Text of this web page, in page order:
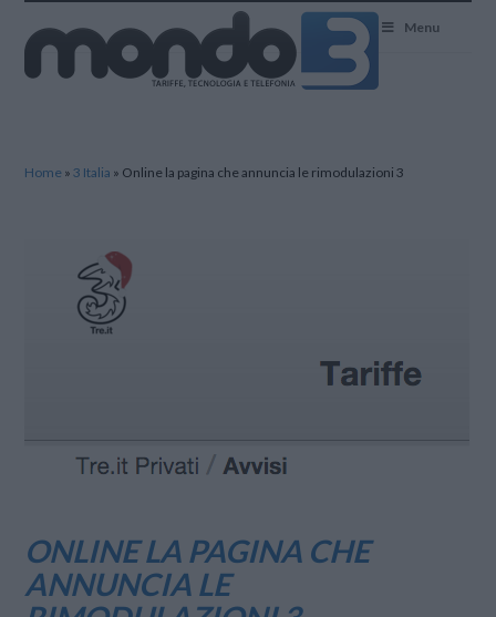
Menu
Home »3 Italia » Online la pagina che annuncia le rimodulazioni 3
ONLINE LA PAGINA CHE
ANNUNCIA LE